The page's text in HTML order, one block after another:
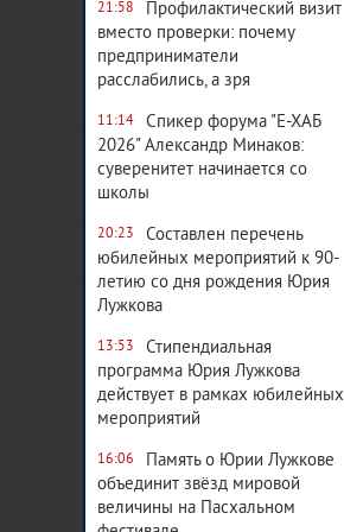
21:58
Профилактический визит
вместо проверки: почему
предприниматели
расслабились, а зря
11:14
Спикер форума "Е-ХАБ
2026" Александр Минаков:
суверенитет начинается со
школы
20:23
Составлен перечень
юбилейных мероприятий к 90-
летию со дня рождения Юрия
Лужкова
13:53
Стипендиальная
программа Юрия Лужкова
действует в рамках юбилейных
мероприятий
16:06
Память о Юрии Лужкове
объединит звёзд мировой
величины на Пасхальном